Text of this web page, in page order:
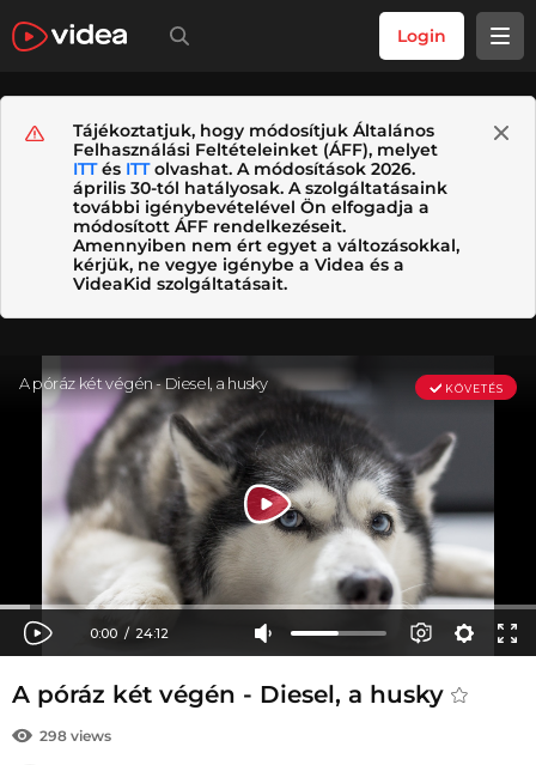
Login
Tájékoztatjuk, hogy módosítjuk Általános
Felhasználási Feltételeinket (ÁFF), melyet
ITTés ITTolvashat. A módosítások 2026.
április 30-tól hatályosak. A szolgáltatásaink
további igénybevételével Ön elfogadja a
módosított ÁFF rendelkezéseit.
Amennyiben nem ért egyet a változásokkal,
kérjük, ne vegye igénybe a Videa és a
VideaKid szolgáltatásait.
A póráz két végén - Diesel, a husky
298 views